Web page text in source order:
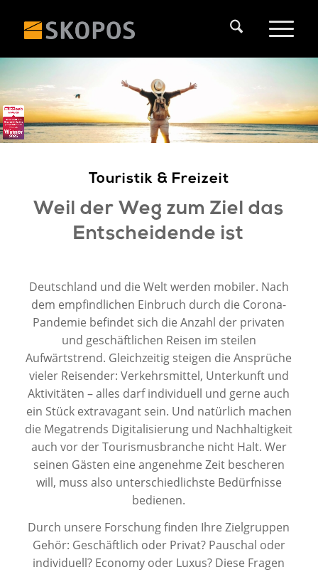
Touristik & Freizeit
Weil der Weg zum Ziel das
Entscheidende ist
Deutschland und die Welt werden mobiler. Nach
dem empfindlichen Einbruch durch die Corona-
Pandemie befindet sich die Anzahl der privaten
und geschäftlichen Reisen im steilen
Aufwärtstrend. Gleichzeitig steigen die Ansprüche
vieler Reisender: Verkehrsmittel, Unterkunft und
Aktivitäten – alles darf individuell und gerne auch
ein Stück extravagant sein. Und natürlich machen
die Megatrends Digitalisierung und Nachhaltigkeit
auch vor der Tourismusbranche nicht Halt. Wer
seinen Gästen eine angenehme Zeit bescheren
will, muss also unterschiedlichste Bedürfnisse
bedienen.
Durch unsere Forschung finden Ihre Zielgruppen
Gehör: Geschäftlich oder Privat? Pauschal oder
individuell? Economy oder Luxus? Diese Fragen